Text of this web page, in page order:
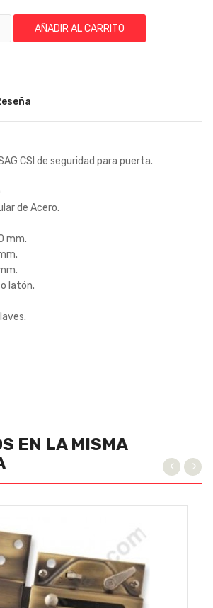
AÑADIR AL CARRITO
CSI de seguridad para puerta.
de Acero.
mm.
latón.
EN LA MISMA